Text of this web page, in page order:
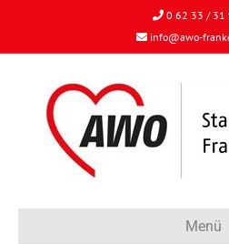
0 62 33 / 31
info@awo-
Menü